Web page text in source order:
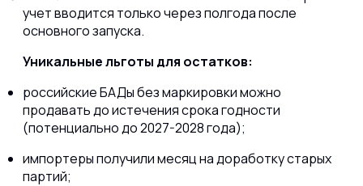
учет вводится только через полгода после
основного запуска.
Уникальные льготы для остатков:
российские БАДы без маркировки можно
продавать до истечения срока годности
(потенциально до 2027-2028 года);
импортеры получили месяц на доработку старых
партий;